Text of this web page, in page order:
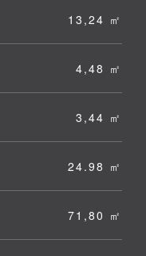
13,24 ㎡
4,48 ㎡
3,44 ㎡
24.98 ㎡
71,80 ㎡